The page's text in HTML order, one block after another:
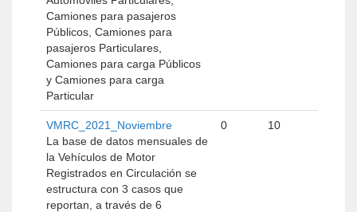
Camiones para pasajeros
Públicos, Camiones para
pasajeros Particulares,
Camiones para carga Públicos
y Camiones para carga
Particular
VMRC_2021_Noviembre
La base de datos mensuales de
la Vehículos de Motor
Registrados en Circulación se
estructura con 3 casos que
reportan, a través de 6
0 10